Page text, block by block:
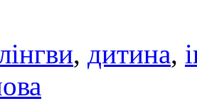
, дитина,